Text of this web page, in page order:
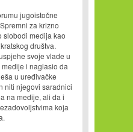
jugoistočne
za krizno
slobodi medija kao
društva.
svoje vlade u
i naglasio da
u uređivačke
niti njegovi saradnici
na medije, ali da i
koja